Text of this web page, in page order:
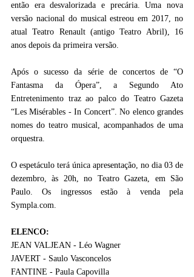
então era desvalorizada e precária. Uma nova
versão nacional do musical estreou em 2017, no
atual Teatro Renault (antigo Teatro Abril), 16
anos depois da primeira versão.
Após o sucesso da série de concertos de “O
Fantasma da Ópera”, a Segundo Ato
Entretenimento traz ao palco do Teatro Gazeta
“Les Misérables - In Concert”. No elenco grandes
nomes do teatro musical, acompanhados de uma
orquestra.
O espetáculo terá única apresentação, no dia 03 de
dezembro, às 20h, no Teatro Gazeta, em São
Sympla.com.
ELENCO:
JEAN VALJEAN - Léo Wagner
JAVERT - Saulo Vasconcelos
FANTINE - Paula Capovilla